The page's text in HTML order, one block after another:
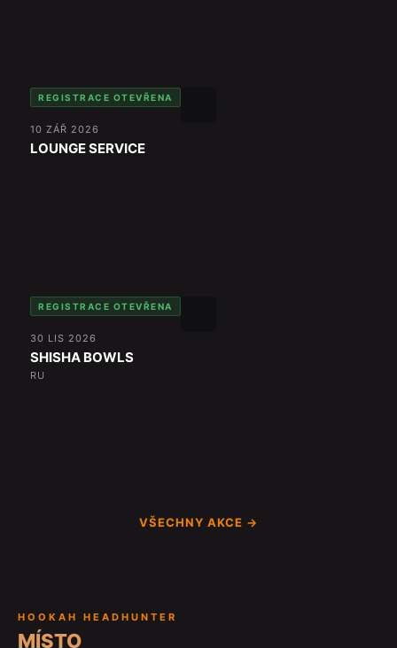
REGISTRACE OTEVŘENA
10 ZÁŘ 2026
LOUNGE SERVICE
REGISTRACE OTEVŘENA
30 LIS 2026
SHISHA BOWLS
RU
VŠECHNY AKCE →
HOOKAH HEADHUNTER
MÍSTO